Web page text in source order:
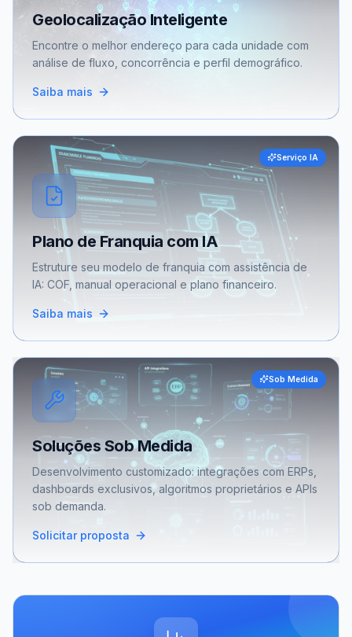
Geolocalização Inteligente
Encontre o melhor endereço para cada unidade com
análise de fluxo, concorrência e perfil demográfico.
Saiba mais
Serviço IA
Plano de Franquia com IA
Estruture seu modelo de franquia com assistência de
IA: COF, manual operacional e plano financeiro.
Saiba mais
Sob Medida
Soluções Sob Medida
Desenvolvimento customizado: integrações com ERPs,
dashboards exclusivos, algoritmos proprietários e APIs
sob demanda.
Solicitar proposta